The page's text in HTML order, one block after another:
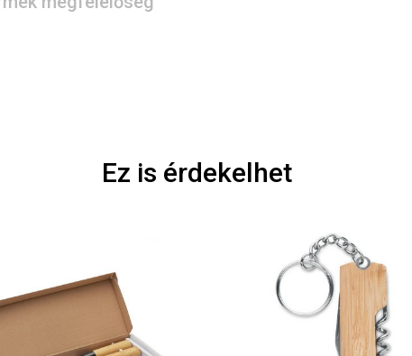
Ez is érdekelhet